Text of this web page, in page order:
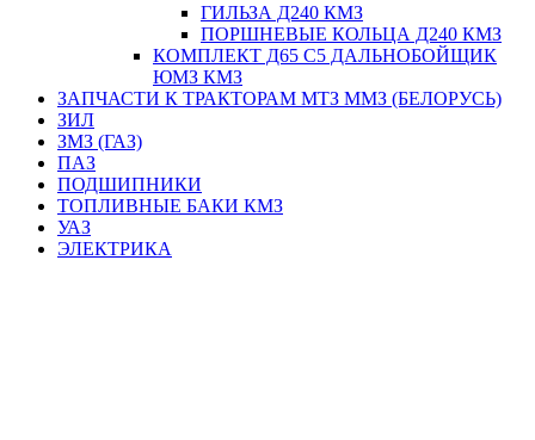
ГИЛЬЗА Д240 КМЗ
ПОРШНЕВЫЕ КОЛЬЦА Д240 КМЗ
КОМПЛЕКТ Д65 С5 ДАЛЬНОБОЙЩИК
ЮМЗ КМЗ
ЗАПЧАСТИ К ТРАКТОРАМ МТЗ ММЗ (БЕЛОРУСЬ)
ЗИЛ
ЗМЗ (ГАЗ)
ПАЗ
ПОДШИПНИКИ
ТОПЛИВНЫЕ БАКИ КМЗ
УАЗ
ЭЛЕКТРИКА